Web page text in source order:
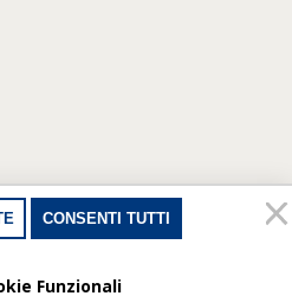
CONSENTI TUTTI
Funzionali